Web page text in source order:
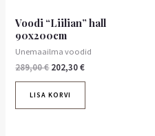
Voodi “Liilian” hall
90x200cm
Unemaailma voodid
289,00€ 202,30€
LISA KORVI